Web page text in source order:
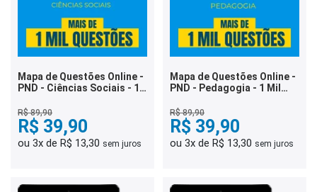
Mapa de Questões Online -
PND - Ciências Sociais - 1
R$ 89,90
R$ 39,90
ou 3x de R$ 13,30 sem juros
Mapa de Questões Online -
PND - Pedagogia - 1 Mil
R$ 89,90
R$ 39,90
ou 3x de R$ 13,30 sem juros